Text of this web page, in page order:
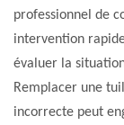
professionnel de
intervention
évaluer la
Remplacer une
incorrecte peut